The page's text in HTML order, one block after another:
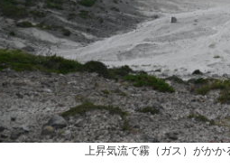
上昇気流で霧（ガス）がかか